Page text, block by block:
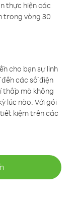
thực hiện các
trong vòng 30
cho bạn sự linh
các số điện
thấp mà không
lúc nào. Với gói
kiệm trên các